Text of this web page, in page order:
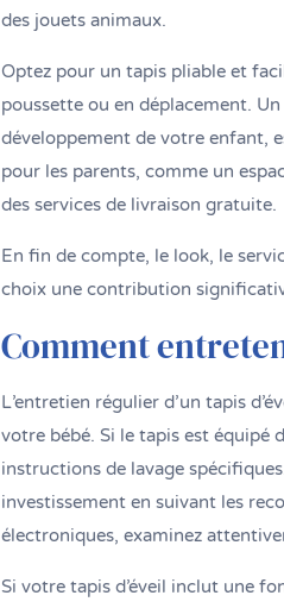
des jouets animaux.
Optez pour un tapis pliable et
poussette ou en déplacement.
développement de votre enfant,
pour les parents, comme un
des services de livraison gratuite.
En fin de compte, le look, le
choix une contribution
Comment
L’entretien régulier d’un tapis
votre bébé. Si le tapis est équipé
instructions de lavage
investissement en suivant les
électroniques, examinez
Si votre tapis d’éveil inclut une